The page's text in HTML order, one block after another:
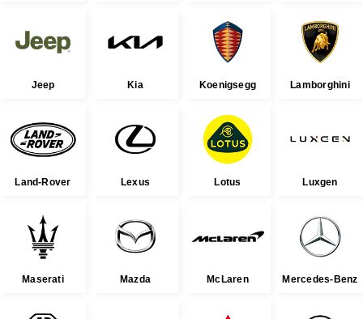
Jeep Kia Koenigsegg Lamborghini
Land-Rover Lexus Lotus Luxgen
Maserati Mazda McLaren Mercedes-Benz